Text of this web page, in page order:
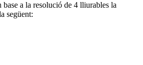
a la resolució de 4 lliurables la
següent: